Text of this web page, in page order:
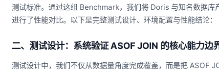
测试标准。通过这组 Benchmark，我们将 Doris 与知名数据
进行了性能对比。以下是完整测试设计、环境配置与性能结论：
二、测试设计：系统验证 ASOF JOIN 的核心能力边
测试设计中，我们不仅从数据量角度完成覆盖，而是把 ASOF